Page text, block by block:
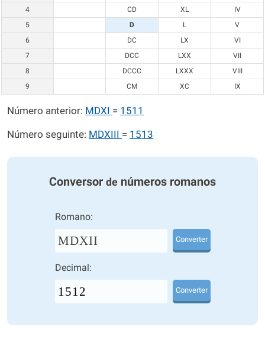
4
CD XL
IV
5
D L
V
6
DC LX
VI
7
DCC LXX
VII
8
DCCC LXXX
VIII
9
CM XC IX
Número anterior: MDXI = 1511
Número seguinte: MDXIII = 1513
Conversor de números romanos
Romano:
MDXII Converter
Decimal:
Converter